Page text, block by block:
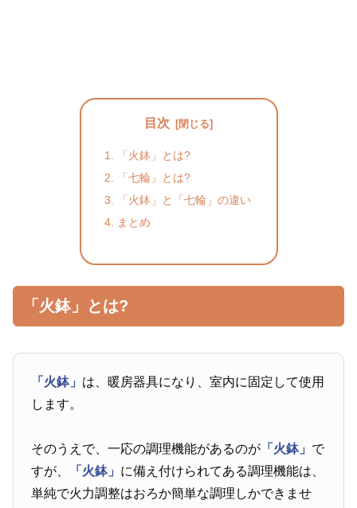
目次
「火鉢」とは?
「七輪」とは?
「火鉢」と「七輪」の違い
まとめ
「火鉢」とは?
「火鉢」 は、暖房器具になり、室内に固定して使用
します。
そのうえで、一応の調理機能があるのが 「火鉢」 で
すが、
「火鉢」 に備え付けられてある調理機能は、
単純で火力調整はおろか簡単な調理しかできませ